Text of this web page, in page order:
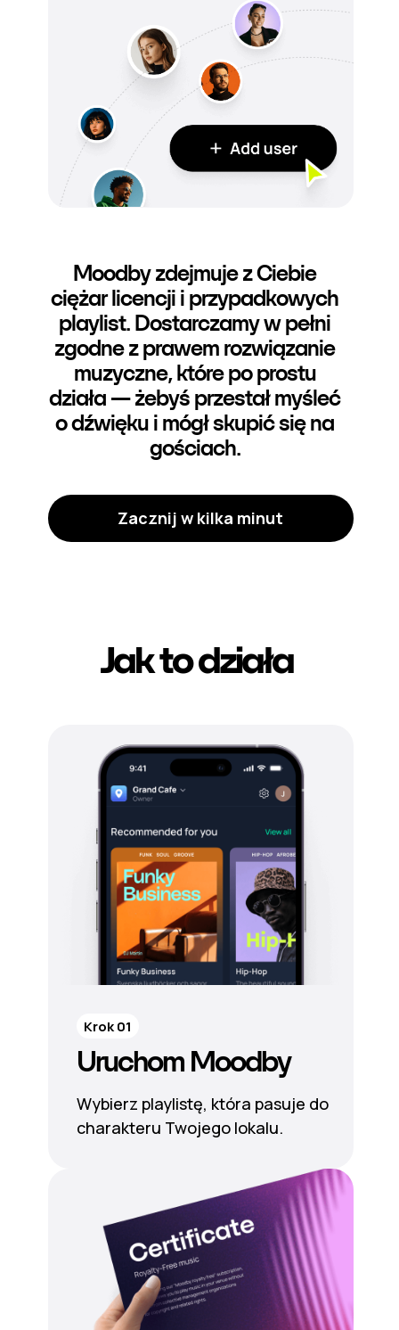
Moodby zdejmuje z Ciebie
ciężar licencji i przypadkowych
playlist. Dostarczamy w pełni
zgodne z prawem rozwiązanie
muzyczne, które po prostu
działa — żebyś przestał myśleć
o dźwięku i mógł skupić się na
gościach.
Zacznij w kilka minut
Jak to działa
Uruchom Moodby
Wybierz playlistę, która pasuje do
charakteru Twojego lokalu.
Krok 01